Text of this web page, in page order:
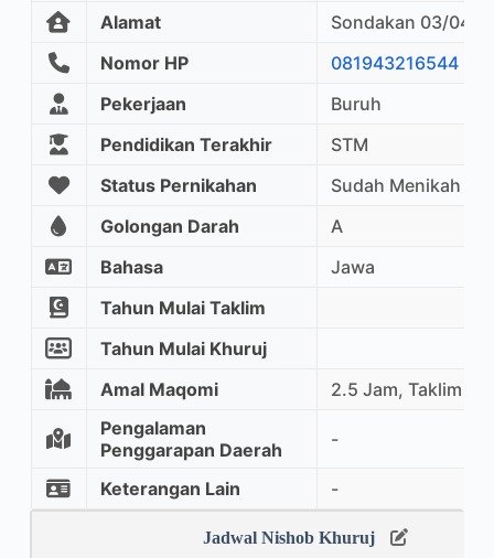
Alamat
Sondakan 03/04,
Nomor HP
081943216544
Pekerjaan
Buruh
Pendidikan Terakhir
STM
Status Pernikahan
Sudah Menikah
Golongan Darah
A
Bahasa
Jawa
Tahun Mulai Taklim
Tahun Mulai Khuruj
Amal Maqomi
2.5 Jam, Taklim
Pengalaman
Penggarapan Daerah
-
Keterangan Lain -
Jadwal Nishob Khuruj